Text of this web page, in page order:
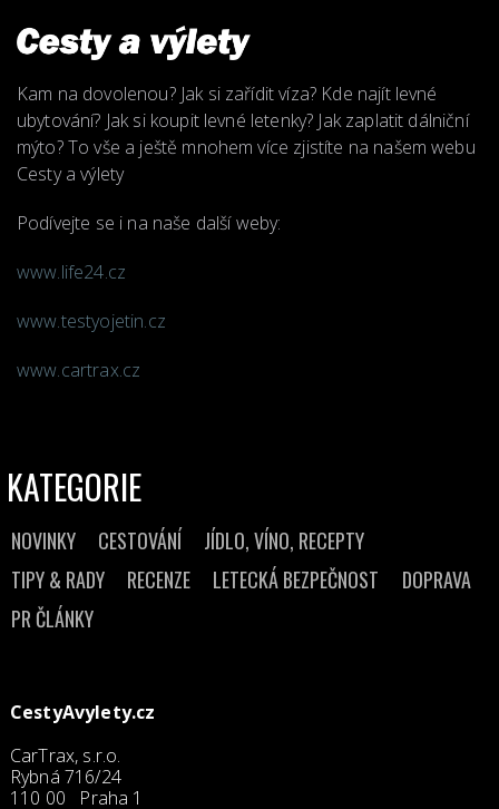
Kam na dovolenou? Jak si zařídit víza? Kde najít levné
ubytování? Jak si koupit levné letenky? Jak zaplatit dálniční
mýto? To vše a ještě mnohem více zjistíte na našem webu
Cesty a výlety
Podívejte se i na naše další weby:
www.life24.cz
www.testyojetin.cz
www.cartrax.cz
KATEGORIE
NOVINKY CESTOVÁNÍ
JÍDLO, VÍNO, RECEPTY
TIPY & RADY
RECENZE LETECKÁ BEZPEČNOST
DOPRAVA
PR ČLÁNKY
CestyAvylety.cz
CarTrax, s.r.o.
Rybná 716/24
110 00 Praha 1